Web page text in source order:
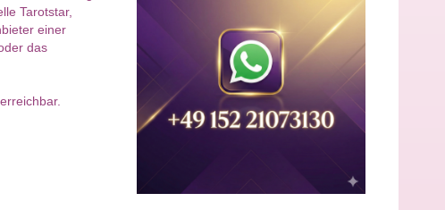
Tarotstar,
einer
das